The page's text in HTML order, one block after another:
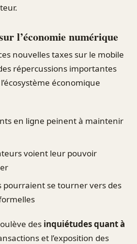
l’économie numérique
nouvelles taxes sur le mobile
répercussions importantes
économique
en ligne peinent à maintenir
voient leur pouvoir
pourraient se tourner vers des
des inquiétudes quant à
et l’exposition des